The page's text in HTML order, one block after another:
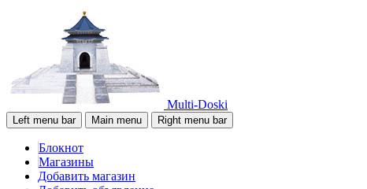
Multi-Doski
Left menu bar Main menu Right menu bar
Блокнот
Магазины
Добавить магазин